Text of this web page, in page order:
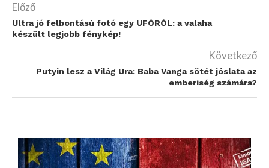
Előző
Ultra jó felbontású fotó egy UFÓRÓL: a valaha
készült legjobb fénykép!
Következő
Putyin lesz a Világ Ura: Baba Vanga sötét jóslata az
emberiség számára?